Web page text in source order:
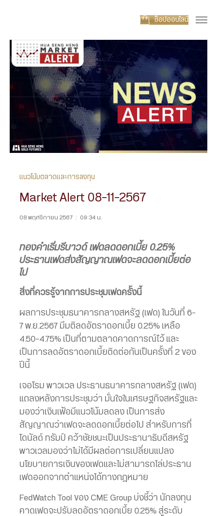
ช็อปออนไลน์
แนวโน้มตลาดและการลงทุน
Market Alert 08-11-2567
08 พฤศจิกายน 2567 | 09:34 น.
ทองคำเริ่มรีบาวด์ เฟดลดดอกเบี้ย 0.25%
ประธานเฟดส่งสัญญาณเฟดจะลดดอกเบี้ยต่อ
ไป
สิ่งที่ควรรู้จากการประชุมเฟดครั้งนี้
ผลการประชุมธนาคารกลางสหรัฐ (เฟด) ในวันที่ 6-
7 พ.ย.2567 มีมติลดอัตราดอกเบี้ย 0.25% เหลือ
4.50-4.75% เป็นที่ตามตลาดคาดการณ์ไว้ และ
เป็นการลดอัตราดอกเบี้ยติดต่อกันเป็นครั้งที่ 2 ของ
ปีนี้
เจอโรม พาวเวล ประธานธนาคารกลางสหรัฐ (เฟด)
แถลงหลังการประชุมว่า มั่นใจในเศรษฐกิจสหรัฐและ
มองว่าเงินเฟ้อมีแนวโน้มลดลง เป็นการส่ง
สัญญาณว่าเฟดจะลดดอกเบี้ยต่อไป สำหรับการที่
โดนัลด์ ทรัมป์ คว้าชัยชนะเป็นประธานาธิบดีสหรัฐ
พาวเวลมองว่าไม่ได้มีผลต่อการเปลี่ยนแปลง
นโยบายการเงินของเฟดและไม่สามารถไล่ประธาน
เฟดออกจากตำแหน่งได้ทางกฎหมาย
FedWatch Tool ของ CME Group บ่งชี้ว่า นักลงทุน
คาดเฟดจะปรับลดอัตราดอกเบี้ย 0.25% สู่ระดับ